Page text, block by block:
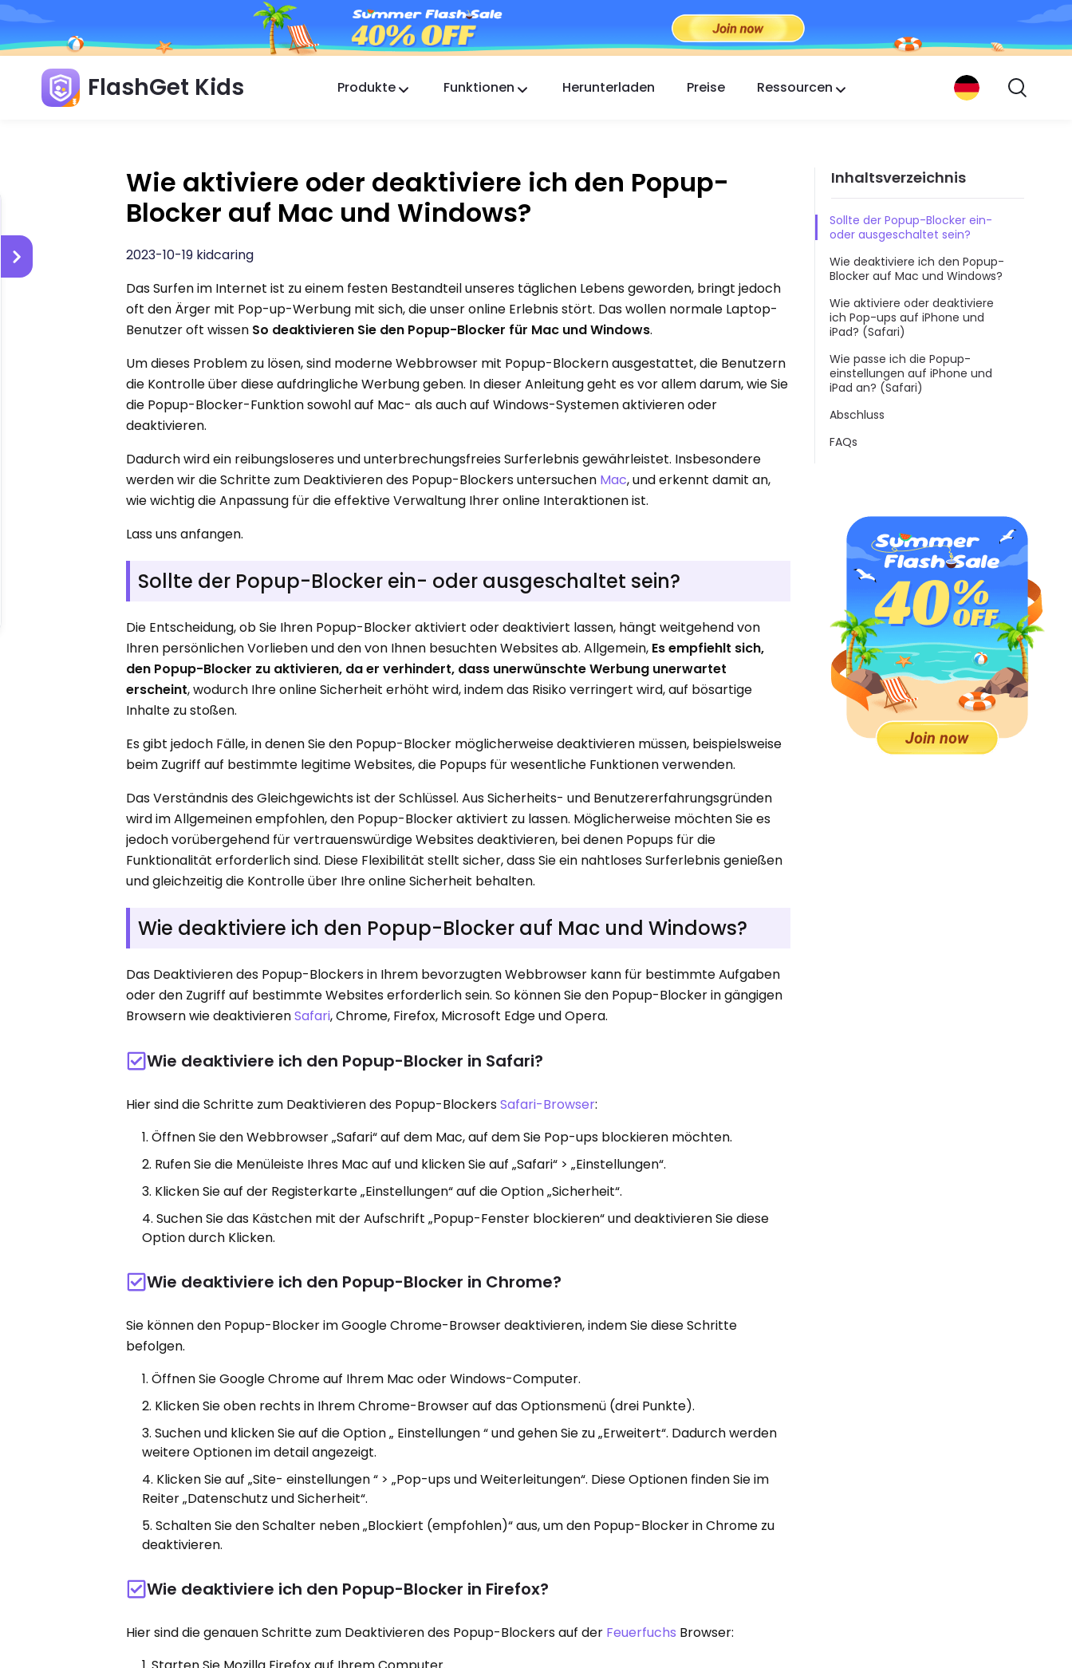
FlashGet Kids Produkte
FlashGet Finder
Die Diebstahlsicherung Ihres Handys, unsere
Verantwortung.
Funktionen Herunterladen Preise Ressourcen
Wie aktiviere oder deaktiviere ich den Popup-
Blocker auf Mac und Windows?
2023-10-19 kidcaring
Das Surfen im Internet ist zu einem festen Bestandteil unseres täglichen Lebens geworden, bringt jedoch
oft den Ärger mit Pop-up-Werbung mit sich, die unser online Erlebnis stört. Das wollen normale Laptop-
Benutzer oft wissen So deaktivieren Sie den Popup-Blocker für Mac und Windows.
Um dieses Problem zu lösen, sind moderne Webbrowser mit Popup-Blockern ausgestattet, die Benutzern
die Kontrolle über diese aufdringliche Werbung geben. In dieser Anleitung geht es vor allem darum, wie Sie
die Popup-Blocker-Funktion sowohl auf Mac- als auch auf Windows-Systemen aktivieren oder
deaktivieren.
Dadurch wird ein reibungsloseres und unterbrechungsfreies Surferlebnis gewährleistet. Insbesondere
werden wir die Schritte zum Deaktivieren des Popup-Blockers untersuchen Mac, und erkennt damit an,
wie wichtig die Anpassung für die effektive Verwaltung Ihrer online Interaktionen ist.
Lass uns anfangen.
Sollte der Popup-Blocker ein- oder ausgeschaltet sein?
Die Entscheidung, ob Sie Ihren Popup-Blocker aktiviert oder deaktiviert lassen, hängt weitgehend von
Ihren persönlichen Vorlieben und den von Ihnen besuchten Websites ab. Allgemein, Es empfiehlt sich,
den Popup-Blocker zu aktivieren, da er verhindert, dass unerwünschte Werbung unerwartet
erscheint, wodurch Ihre online Sicherheit erhöht wird, indem das Risiko verringert wird, auf bösartige
Inhalte zu stoßen.
Es gibt jedoch Fälle, in denen Sie den Popup-Blocker möglicherweise deaktivieren müssen, beispielsweise
beim Zugriff auf bestimmte legitime Websites, die Popups für wesentliche Funktionen verwenden.
Das Verständnis des Gleichgewichts ist der Schlüssel. Aus Sicherheits- und Benutzererfahrungsgründen
wird im Allgemeinen empfohlen, den Popup-Blocker aktiviert zu lassen. Möglicherweise möchten Sie es
jedoch vorübergehend für vertrauenswürdige Websites deaktivieren, bei denen Popups für die
Funktionalität erforderlich sind. Diese Flexibilität stellt sicher, dass Sie ein nahtloses Surferlebnis genießen
und gleichzeitig die Kontrolle über Ihre online Sicherheit behalten.
Wie deaktiviere ich den Popup-Blocker auf Mac und Windows?
Das Deaktivieren des Popup-Blockers in Ihrem bevorzugten Webbrowser kann für bestimmte Aufgaben
oder den Zugriff auf bestimmte Websites erforderlich sein. So können Sie den Popup-Blocker in gängigen
Browsern wie deaktivierenSafari, Chrome, Firefox, Microsoft Edge und Opera.
Wie deaktiviere ich den Popup-Blocker in Safari?
Hier sind die Schritte zum Deaktivieren des Popup-BlockersSafari-Browser:
Öffnen Sie den Webbrowser „Safari“ auf dem Mac, auf dem Sie Pop-ups blockieren möchten.
Rufen Sie die Menüleiste Ihres Mac auf und klicken Sie auf „Safari“ > „Einstellungen“.
Klicken Sie auf der Registerkarte „Einstellungen“ auf die Option „Sicherheit“.
Suchen Sie das Kästchen mit der Aufschrift „Popup-Fenster blockieren“ und deaktivieren Sie diese
Option durch Klicken.
Wie deaktiviere ich den Popup-Blocker in Chrome?
Sie können den Popup-Blocker im Google Chrome-Browser deaktivieren, indem Sie diese Schritte
befolgen.
Öffnen Sie Google Chrome auf Ihrem Mac oder Windows-Computer.
Klicken Sie oben rechts in Ihrem Chrome-Browser auf das Optionsmenü (drei Punkte).
Suchen und klicken Sie auf die Option „ Einstellungen “ und gehen Sie zu „Erweitert“. Dadurch werden
weitere Optionen im detail angezeigt.
Klicken Sie auf „Site- einstellungen “ > „Pop-ups und Weiterleitungen“. Diese Optionen finden Sie im
Reiter „Datenschutz und Sicherheit“.
Schalten Sie den Schalter neben „Blockiert (empfohlen)“ aus, um den Popup-Blocker in Chrome zu
deaktivieren.
Wie deaktiviere ich den Popup-Blocker in Firefox?
Hier sind die genauen Schritte zum Deaktivieren des Popup-Blockers auf der Feuerfuchs Browser:
Inhaltsverzeichnis
Sollte der Popup-Blocker ein-
oder ausgeschaltet sein?
Wie deaktiviere ich den Popup-
Blocker auf Mac und Windows?
Wie aktiviere oder deaktiviere
ich Pop-ups auf iPhone und
iPad? (Safari)
Wie passe ich die Popup-
einstellungen auf iPhone und
iPad an? (Safari)
Abschluss
FAQs